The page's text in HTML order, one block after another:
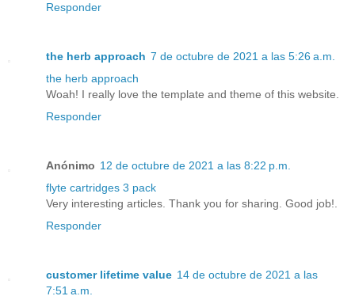
Responder
the herb approach 7 de octubre de 2021 a las 5:26 a.m.
the herb approach
Woah! I really love the template and theme of this website.
Responder
Anónimo 12 de octubre de 2021 a las 8:22 p.m.
flyte cartridges 3 pack
Very interesting articles. Thank you for sharing. Good job!.
Responder
customer lifetime value 14 de octubre de 2021 a las
7:51 a.m.